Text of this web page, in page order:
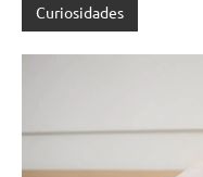
Curiosidades